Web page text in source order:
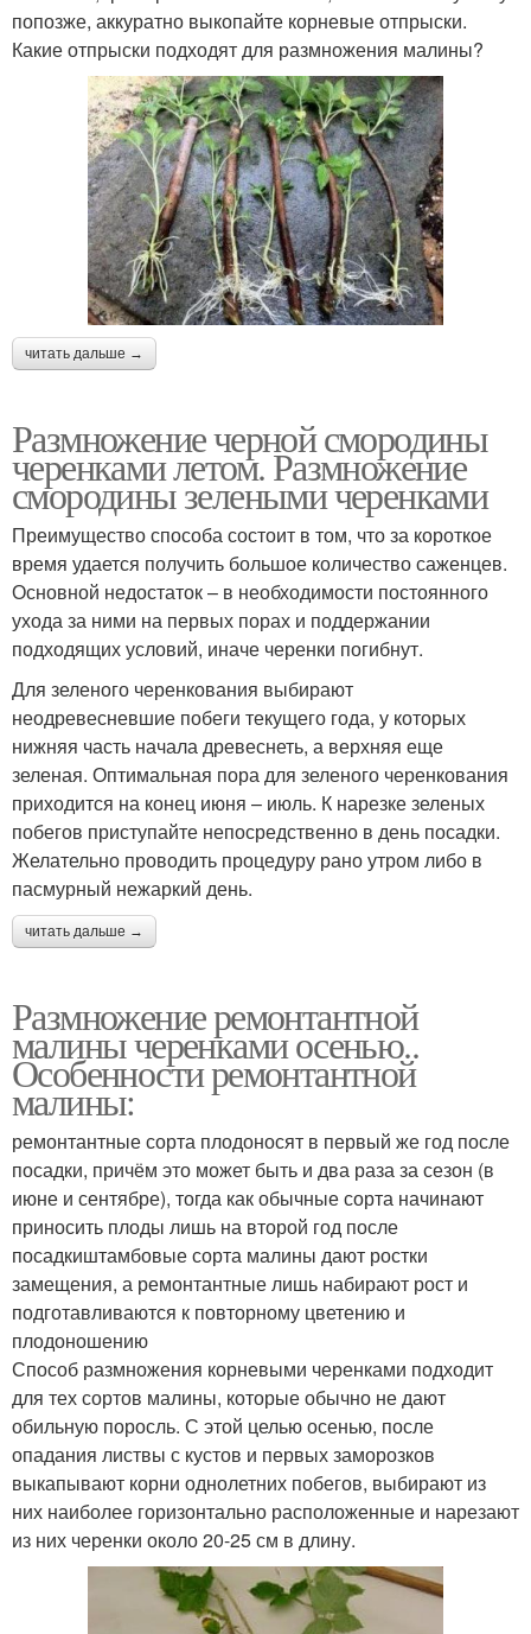
попозже, аккуратно выкопайте корневые отпрыски.
Какие отпрыски подходят для размножения малины?
читать дальше →
Размножение черной смородины
черенками летом. Размножение
смородины зелеными черенками
Преимущество способа состоит в том, что за короткое
время удается получить большое количество саженцев.
Основной недостаток – в необходимости постоянного
ухода за ними на первых порах и поддержании
подходящих условий, иначе черенки погибнут.
Для зеленого черенкования выбирают
неодревесневшие побеги текущего года, у которых
нижняя часть начала древеснеть, а верхняя еще
зеленая. Оптимальная пора для зеленого черенкования
приходится на конец июня – июль. К нарезке зеленых
побегов приступайте непосредственно в день посадки.
Желательно проводить процедуру рано утром либо в
пасмурный нежаркий день.
читать дальше →
Размножение ремонтантной
малины черенками осенью..
Особенности ремонтантной
малины:
ремонтантные сорта плодоносят в первый же год после
посадки, причём это может быть и два раза за сезон (в
июне и сентябре), тогда как обычные сорта начинают
приносить плоды лишь на второй год после
посадкиштамбовые сорта малины дают ростки
замещения, а ремонтантные лишь набирают рост и
подготавливаются к повторному цветению и
плодоношению
Способ размножения корневыми черенками подходит
для тех сортов малины, которые обычно не дают
обильную поросль. С этой целью осенью, после
опадания листвы с кустов и первых заморозков
выкапывают корни однолетних побегов, выбирают из
них наиболее горизонтально расположенные и нарезают
из них черенки около 20-25 см в длину.